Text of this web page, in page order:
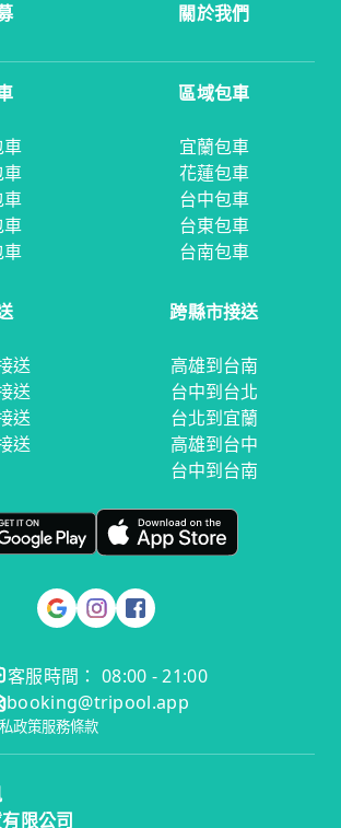
關於我們
車
車
車
車
車
區域包車
宜蘭包車
花蓮包車
台中包車
台東包車
台南包車
送
送
送
送
跨縣市接送
高雄到台南
台中到台北
台北到宜蘭
高雄到台中
台中到台南
客服時間： 08:00 - 21:00
booking@tripool.app
政策服務條款
限公司